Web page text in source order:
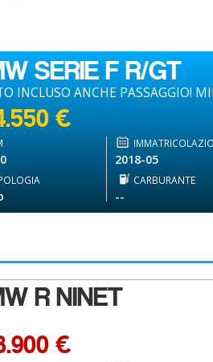
SERIE F R/GT
INCLUSO ANCHE PASSAGGIO!
€
2018-05
CARBURANTE
--
R NINET
€